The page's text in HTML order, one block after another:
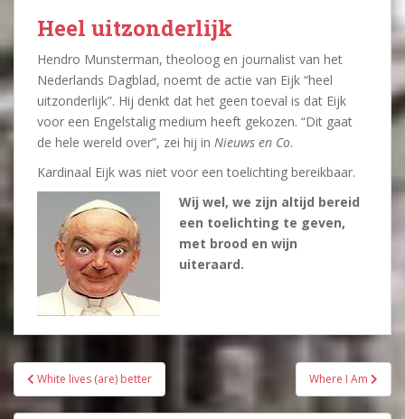
Heel uitzonderlijk
Hendro Munsterman, theoloog en journalist van het
Nederlands Dagblad, noemt de actie van Eijk “heel
uitzonderlijk”. Hij denkt dat het geen toeval is dat Eijk
voor een Engelstalig medium heeft gekozen. “Dit gaat
de hele wereld over”, zei hij in Nieuws en Co.
Kardinaal Eijk was niet voor een toelichting bereikbaar.
Wij wel, we zijn altijd bereid
een toelichting te geven,
met brood en wijn
uiteraard.
Bericht
navigatie
White lives (are) better Where I Am